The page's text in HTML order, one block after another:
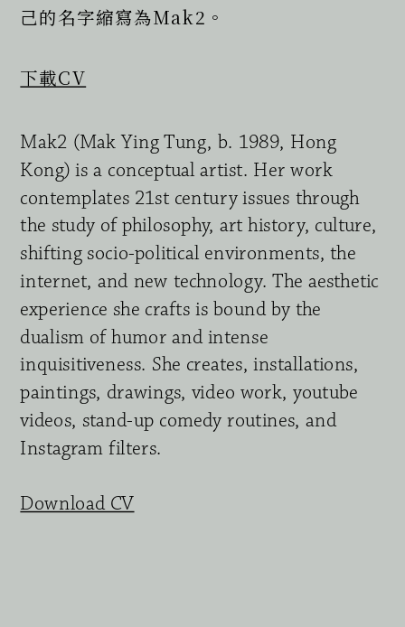
己的名字縮寫為Mak2。
下載CV
Mak2 (Mak Ying Tung, b. 1989, Hong
Kong) is a conceptual artist. Her work
contemplates 21st century issues through
the study of philosophy, art history, culture,
shifting socio-political environments, the
internet, and new technology. The aesthetic
experience she crafts is bound by the
dualism of humor and intense
inquisitiveness. She creates, installations,
paintings, drawings, video work, youtube
videos, stand-up comedy routines, and
Instagram filters.
Download CV